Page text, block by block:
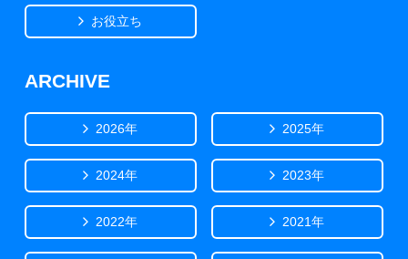
お役立ち
ARCHIVE
2026年 2025年
2024年 2023年
2022年 2021年